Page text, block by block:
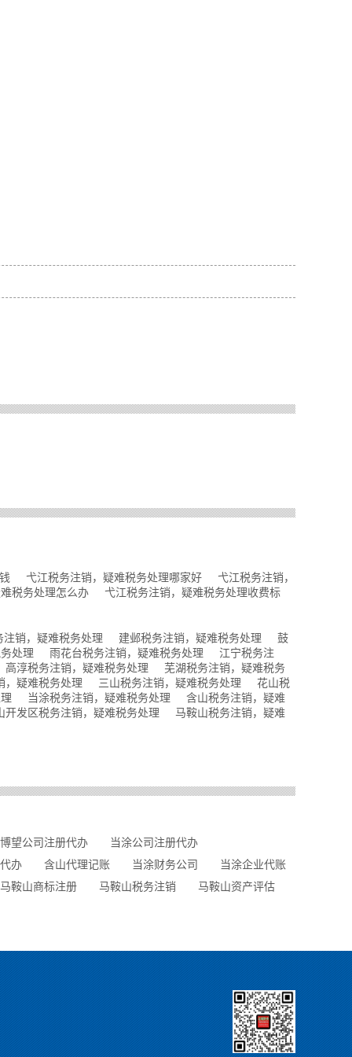
弋江税务注销，疑难税务处理哪家好
弋江税务注销，
税务处理怎么办
弋江税务注销，疑难税务处理收费标
注销，疑难税务处理 建邺税务注销，疑难税务处理
鼓
处理
雨花台税务注销，疑难税务处理
江宁税务注
高淳税务注销，疑难税务处理
芜湖税务注销，疑难税务
，疑难税务处理
三山税务注销，疑难税务处理
花山税
当涂税务注销，疑难税务处理
含山税务注销，疑难
开发区税务注销，疑难税务处理
马鞍山税务注销，疑难
博望公司注册代办
当涂公司注册代办
办
含山代理记账 当涂财务公司
当涂企业代账
马鞍山商标注册
马鞍山税务注销 马鞍山资产评估